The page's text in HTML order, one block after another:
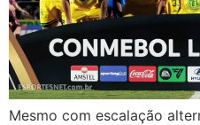
Mesmo com escalação